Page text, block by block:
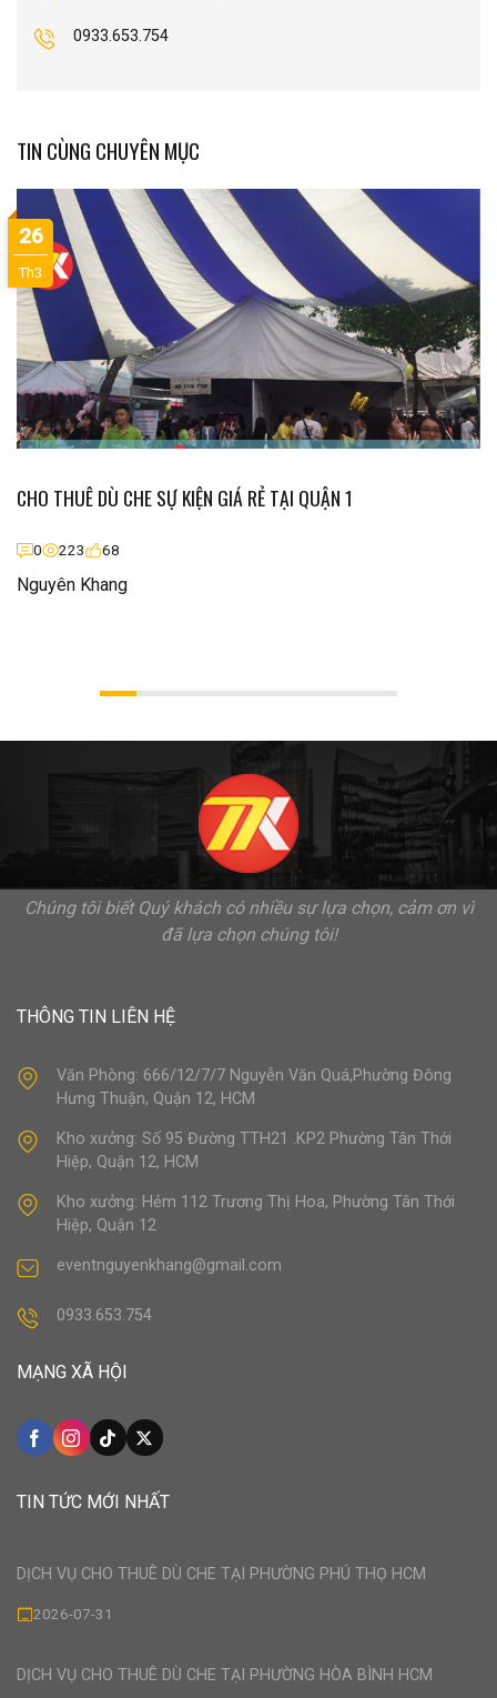
0933.653.754
TIN CÙNG CHUYÊN MỤC
CHO THUÊ DÙ CHE SỰ KIỆN GIÁ RẺ TẠI QUẬN 1
0 223 68
Nguyên Khang
26
Th3
Chúng tôi biết Quý khách có nhiều sự lựa chọn, cảm ơn vì
đã lựa chọn chúng tôi!
THÔNG TIN LIÊN HỆ
Văn Phòng: 666/12/7/7 Nguyễn Văn Quá,Phường Đông
Hưng Thuận, Quận 12, HCM
Kho xưởng: Số 95 Đường TTH21 .KP2 Phường Tân Thới
Hiệp, Quận 12, HCM
Kho xưởng: Hẻm 112 Trương Thị Hoa, Phường Tân Thới
Hiệp, Quận 12
eventnguyenkhang@gmail.com
0933.653.754
MẠNG XÃ HỘI
TIN TỨC MỚI NHẤT
DỊCH VỤ CHO THUÊ DÙ CHE TẠI PHƯỜNG PHÚ THỌ HCM
2026-07-31
DỊCH VỤ CHO THUÊ DÙ CHE TẠI PHƯỜNG HÒA BÌNH HCM